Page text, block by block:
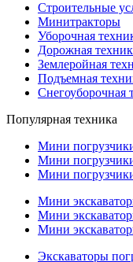
Строительные
Минитракторы
Уборочная
Дорожная
Землеройная
Подъемная
Снегоуборочная
Популярная техника
Мини
Мини
Мини
Мини
Мини
Мини
Экскаваторы